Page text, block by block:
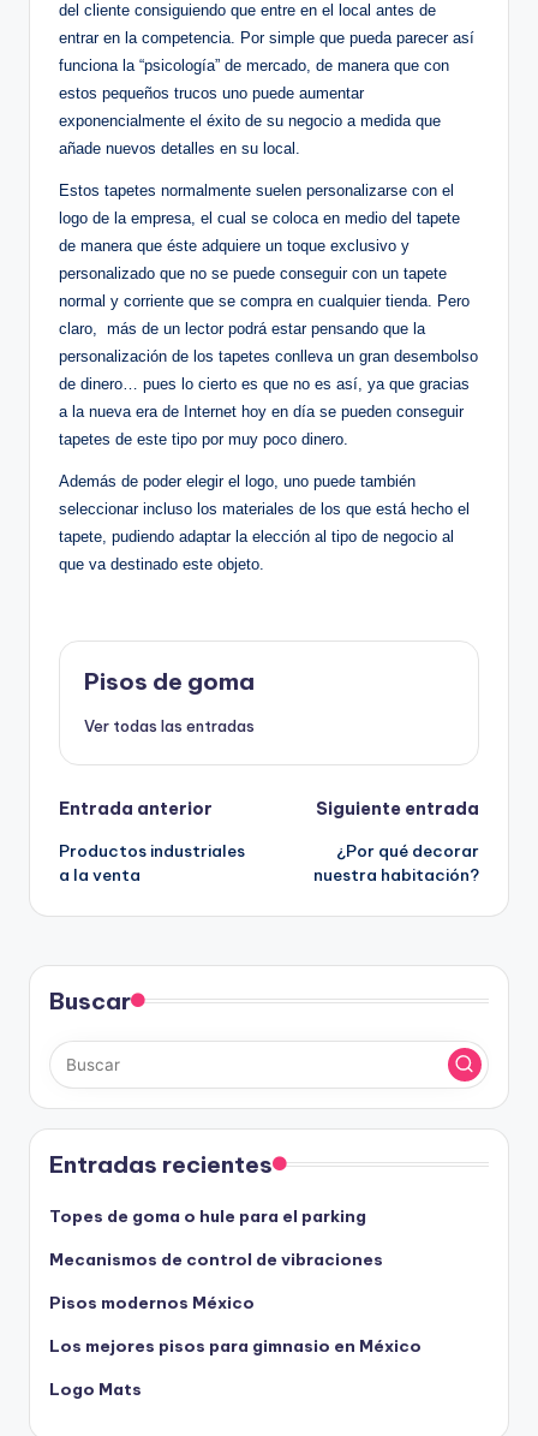
del cliente consiguiendo que entre en el local antes de
entrar en la competencia. Por simple que pueda parecer así
funciona la “psicología” de mercado, de manera que con
estos pequeños trucos uno puede aumentar
exponencialmente el éxito de su negocio a medida que
añade nuevos detalles en su local.
Estos tapetes normalmente suelen personalizarse con el
logo de la empresa, el cual se coloca en medio del tapete
de manera que éste adquiere un toque exclusivo y
personalizado que no se puede conseguir con un tapete
normal y corriente que se compra en cualquier tienda. Pero
claro, más de un lector podrá estar pensando que la
personalización de los tapetes conlleva un gran desembolso
de dinero… pues lo cierto es que no es así, ya que gracias
a la nueva era de Internet hoy en día se pueden conseguir
tapetes de este tipo por muy poco dinero.
Además de poder elegir el logo, uno puede también
seleccionar incluso los materiales de los que está hecho el
tapete, pudiendo adaptar la elección al tipo de negocio al
que va destinado este objeto.
Pisos de goma
Ver todas las entradas
Navegación
de
entradas
Entrada anterior
Productos industriales
a la venta
Siguiente entrada
¿Por qué decorar
nuestra habitación?
Buscar
Entradas recientes
Topes de goma o hule para el parking
Mecanismos de control de vibraciones
Pisos modernos México
Los mejores pisos para gimnasio en México
Logo Mats